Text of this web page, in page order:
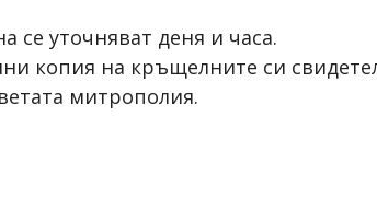
се уточняват деня и часа.
копия на кръщелните си
митрополия.